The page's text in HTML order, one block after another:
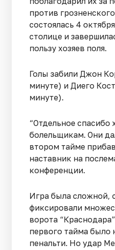
против
состоялась 4
столице и
пользу хозяев поля.
Голы забили Джон
минуте) и Диего
минуте).
“Отдельное спасибо
болельщикам. Они
втором тайме
наставник на
конференции.
Игра была сложной,
фиксировали
ворота
первого тайма было
пенальти. Но удар